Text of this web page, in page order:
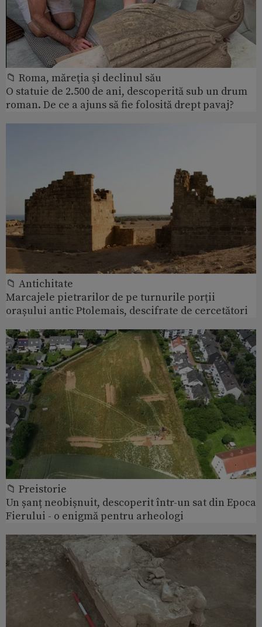
📁 Roma, măreţia şi declinul său
O statuie de 2.500 de ani, descoperită sub un drum
roman. De ce a ajuns să fie folosită drept pavaj?
📁 Antichitate
Marcajele pietrarilor de pe turnurile porții
orașului antic Ptolemais, descifrate de cercetători
📁 Preistorie
Un șanț neobișnuit, descoperit într-un sat din Epoca
Fierului - o enigmă pentru arheologi